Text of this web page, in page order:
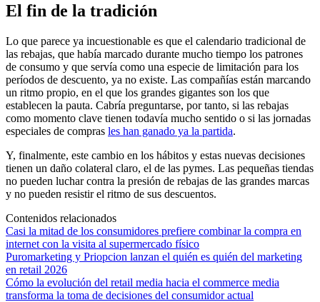
El fin de la tradición
Lo que parece ya incuestionable es que el calendario tradicional de
las rebajas, que había marcado durante mucho tiempo los patrones
de consumo y que servía como una especie de limitación para los
períodos de descuento, ya no existe. Las compañías están marcando
un ritmo propio, en el que los grandes gigantes son los que
establecen la pauta. Cabría preguntarse, por tanto, si las rebajas
como momento clave tienen todavía mucho sentido o si las jornadas
especiales de compras les han ganado ya la partida.
Y, finalmente, este cambio en los hábitos y estas nuevas decisiones
tienen un daño colateral claro, el de las pymes. Las pequeñas tiendas
no pueden luchar contra la presión de rebajas de las grandes marcas
y no pueden resistir el ritmo de sus descuentos.
Contenidos relacionados
Casi la mitad de los consumidores prefiere combinar la compra en
internet con la visita al supermercado físico
Puromarketing y Priopcion lanzan el quién es quién del marketing
en retail 2026
Cómo la evolución del retail media hacia el commerce media
transforma la toma de decisiones del consumidor actual